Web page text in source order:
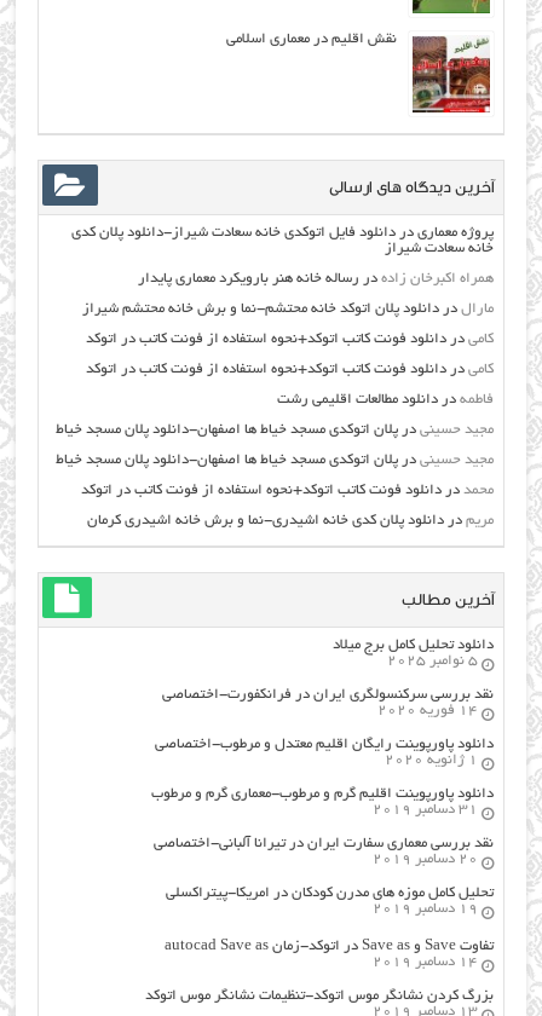
نقش اقلیم در معماری اسلامی
آخرین دیدگاه های ارسالی
پروژه معماری دردانلود فایل اتوکدی خانه سعادت شیراز-دانلود پلان کدی
خانه سعادت شیراز
همراه اکبرخان زاده در رساله خانه هنر بارویکرد معماری پایدار
مارال دردانلود پلان اتوکد خانه محتشم-نما و برش خانه محتشم شیراز
کامی دردانلود فونت کاتب اتوکد+نحوه استفاده از فونت کاتب در اتوکد
کامی دردانلود فونت کاتب اتوکد+نحوه استفاده از فونت کاتب در اتوکد
فاطمه دردانلود مطالعات اقليمي رشت
مجید حسینی درپلان اتوکدی مسجد خیاط ها اصفهان-دانلود پلان مسجد خیاط
مجید حسینی درپلان اتوکدی مسجد خیاط ها اصفهان-دانلود پلان مسجد خیاط
محمد دردانلود فونت کاتب اتوکد+نحوه استفاده از فونت کاتب در اتوکد
مریم دردانلود پلان کدی خانه اشیدری-نما و برش خانه اشیدری کرمان
آخرین مطالب
دانلود تحلیل کامل برج میلاد
5 نوامبر 2025
نقد بررسی سرکنسولگری ایران در فرانکفورت-اختصاصی
14 فوریه 2020
دانلود پاورپوینت رایگان اقلیم معتدل و مرطوب-اختصاصی
1 ژانویه 2020
دانلود پاورپوینت اقلیم گرم و مرطوب-معماری گرم و مرطوب
31 دسامبر 2019
نقد بررسی معماری سفارت ایران در تیرانا آلبانی-اختصاصی
20 دسامبر 2019
تحلیل کامل موزه های مدرن کودکان در امریکا-پیتراکسلی
19 دسامبر 2019
تفاوت Save و Save as در اتوکد-زمان autocad Save as
14 دسامبر 2019
بزرگ کردن نشانگر موس اتوکد-تنظیمات نشانگر موس اتوکد
13 دسامبر 2019